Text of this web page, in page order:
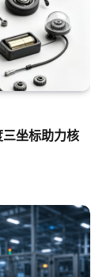
坐标助力核